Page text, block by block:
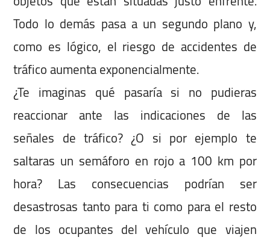
Todo lo demás pasa a un segundo plano y,
como es lógico, el riesgo de accidentes de
tráfico aumenta exponencialmente.
¿Te imaginas qué pasaría si no pudieras
reaccionar ante las indicaciones de las
señales de tráfico? ¿O si por ejemplo te
saltaras un semáforo en rojo a 100 km por
hora? Las consecuencias podrían ser
desastrosas tanto para ti como para el resto
de los ocupantes del vehículo que viajen